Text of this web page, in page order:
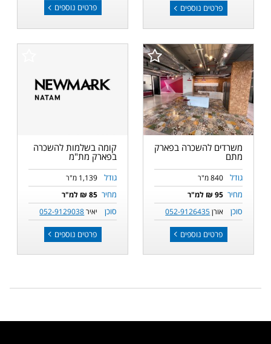
פרטים נוספים פרטים נוספים
משרדים להשכרה בפארק
מתם
גודל 840 מ"ר
מחיר 95 ₪ למ"ר
סוכן אורן052-9126435
פרטים נוספים
קומה בשלמות להשכרה
בפארק מת"מ
גודל 1,139 מ"ר
מחיר 85 ₪ למ"ר
סוכן יאיר052-9129038
פרטים נוספים